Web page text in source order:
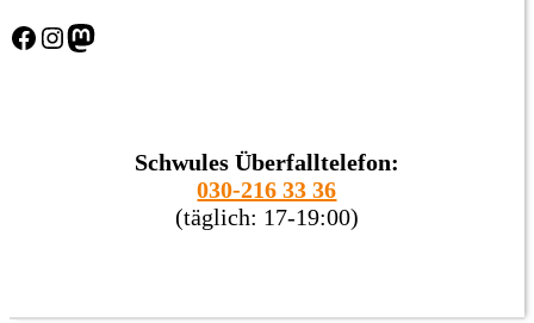
Facebook Instagram Mastodon
Schwules Überfalltelefon:
030-216 33 36
(täglich: 17-19:00)